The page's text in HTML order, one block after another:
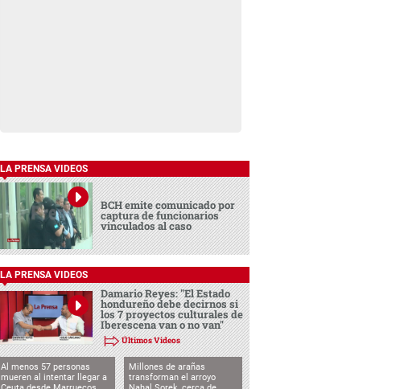
LA PRENSA VIDEOS
BCH emite comunicado por
captura de funcionarios
vinculados al caso
LA PRENSA VIDEOS
Damario Reyes: "El Estado
hondureño debe decirnos si
los 7 proyectos culturales de
Iberescena van o no van"
Últimos Videos
Al menos 57 personas
mueren al intentar llegar a
Millones de arañas
transforman el arroyo